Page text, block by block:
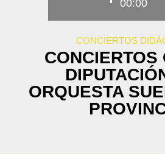
00:00
CONCIERTOS
CONCIERTOS
ORQUESTA